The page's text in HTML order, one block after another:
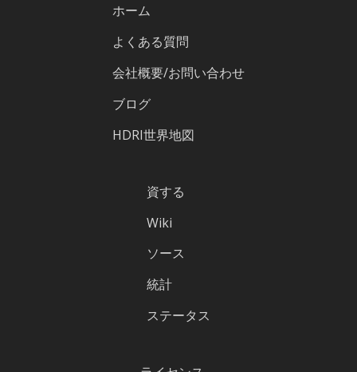
ホーム
よくある質問
会社概要/お問い合わせ
ブログ
HDRI世界地図
資する
Wiki
ソース
統計
ステータス